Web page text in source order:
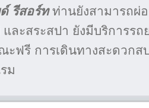
รีสอร์ท ท่านยังสามารถผ่
ละสระสปา ยังมีบริการรถ
ฟ​​รี การเดินทางสะดวกส
ม